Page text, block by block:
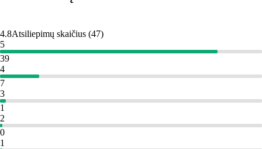
4.8Atsiliepimų skaičius (47)
5
39
4
7
3
1
2
0
1